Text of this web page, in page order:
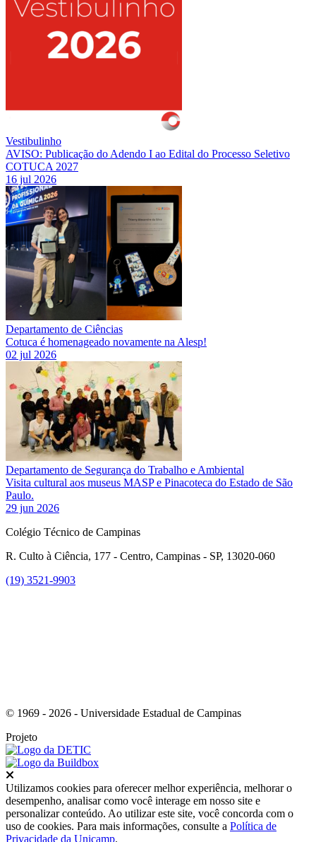
Vestibulinho
AVISO: Publicação do Adendo I ao Edital do Processo Seletivo
COTUCA 2027
16 jul 2026
Departamento de Ciências
Cotuca é homenageado novamente na Alesp!
02 jul 2026
Departamento de Segurança do Trabalho e Ambiental
Visita cultural aos museus MASP e Pinacoteca do Estado de São
Paulo.
29 jun 2026
Colégio Técnico de Campinas
R. Culto à Ciência, 177 - Centro, Campinas - SP, 13020-060
(19) 3521-9903
© 1969 - 2026 - Universidade Estadual de Campinas
Projeto
Utilizamos cookies para oferecer melhor experiência, melhorar o
desempenho, analisar como você interage em nosso site e
personalizar conteúdo. Ao utilizar este site, você concorda com o
uso de cookies. Para mais informações, consulte a Política de
Privacidade da Unicamp.